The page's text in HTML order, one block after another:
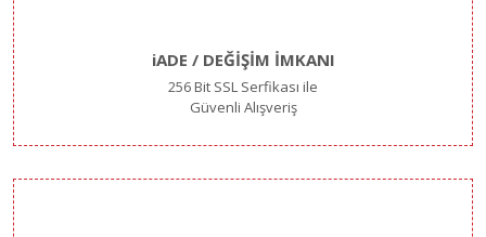
iADE / DEĞİŞİM İMKANI
256 Bit SSL Serfikası ile
Güvenli Alışveriş